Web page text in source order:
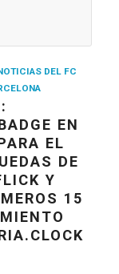
DEL FC
EN
EL
DE
Y
15